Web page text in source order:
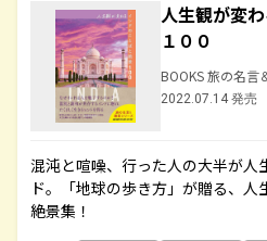
人生観が変
１００
BOOKS 旅の名言
2022.07.14 発売
混沌と喧噪、行った人の大半が人
ド。「地球の歩き方」が贈る、
絶景集！